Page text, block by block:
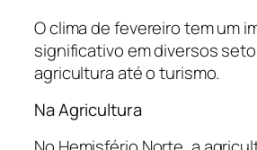
O clima de fevereiro tem um
significativo em diversos
agricultura até o turismo.
Na Agricultura